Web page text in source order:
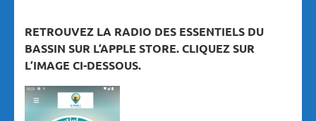
RETROUVEZ LA RADIO DES ESSENTIELS DU
BASSIN SUR L’APPLE STORE. CLIQUEZ SUR
L’IMAGE CI-DESSOUS.